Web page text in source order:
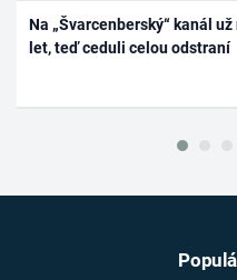
Na „Švarcenberský“ kanál
let, teď ceduli celou odstraní